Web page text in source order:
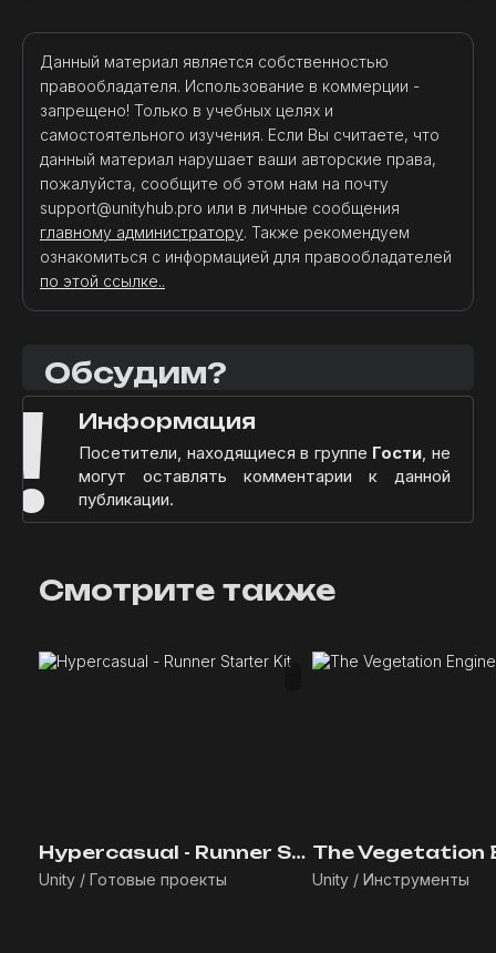
Данный материал является собственностью
правообладателя. Использование в коммерции -
запрещено! Только в учебных целях и
самостоятельного изучения. Если Вы считаете, что
данный материал нарушает ваши авторские права,
пожалуйста, сообщите об этом нам на почту
support@unityhub.pro или в личные сообщения
главному администратору. Также рекомендуем
ознакомиться с информацией для правообладателей
по этой ссылке..
Обсудим?
! Информация
Посетители, находящиеся в группе Гости, не
могут оставлять комментарии к данной
публикации.
Смотрите также
Hypercasual - Runner Starter Kit
Unity / Готовые проекты
The Vegetation
Unity / Инструменты